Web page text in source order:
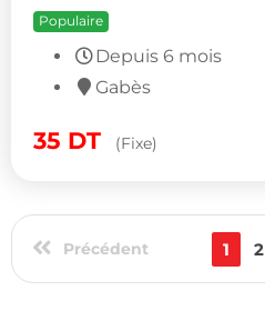
Populaire
Depuis 6 mois
Gabès
35 DT (Fixe)
Précédent 1 2